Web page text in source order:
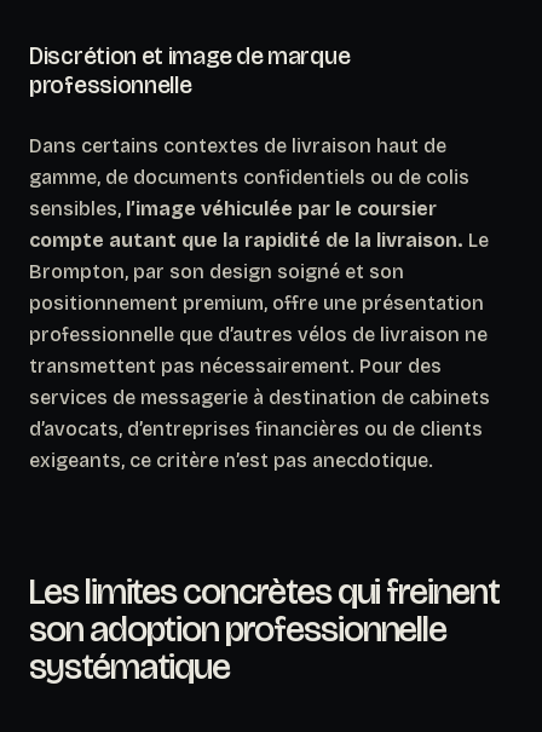
Discrétion et image de marque
professionnelle
Dans certains contextes de livraison haut de
gamme, de documents confidentiels ou de colis
sensibles, l’image véhiculée par le coursier
compte autant que la rapidité de la livraison. Le
Brompton, par son design soigné et son
positionnement premium, offre une présentation
professionnelle que d’autres vélos de livraison ne
transmettent pas nécessairement. Pour des
services de messagerie à destination de cabinets
d’avocats, d’entreprises financières ou de clients
exigeants, ce critère n’est pas anecdotique.
Les limites concrètes qui freinent
son adoption professionnelle
systématique